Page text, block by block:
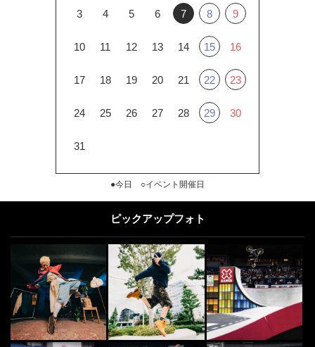
3 4 5 6 7 8 9
10 11 12 13 14 15 16
17 18 19 20 21 22 23
24 25 26 27 28 29 30
31
●今日 ○イベント開催日
ピックアップフォト